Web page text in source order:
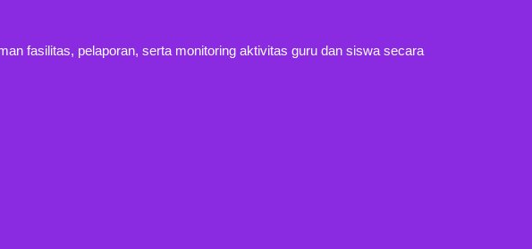
fasilitas, pelaporan, serta monitoring aktivitas guru dan siswa secara